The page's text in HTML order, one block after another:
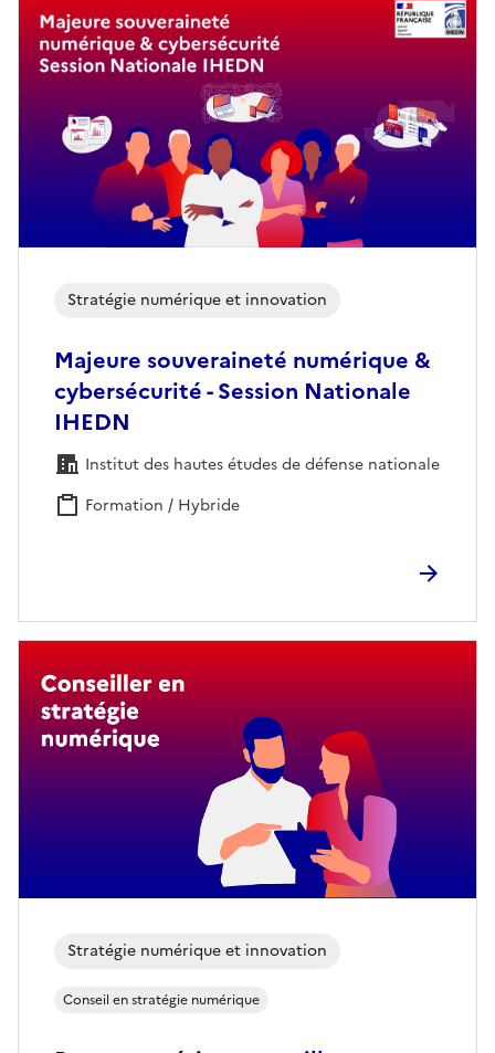
Stratégie numérique et innovation
Majeure souveraineté numérique &
cybersécurité - Session Nationale
IHEDN
Institut des hautes études de défense nationale
Formation / Hybride
Stratégie numérique et innovation
Conseil en stratégie numérique